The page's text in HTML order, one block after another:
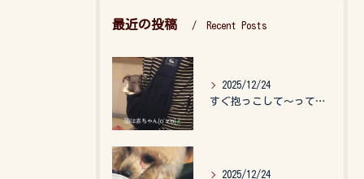
最近の投稿 Recent Posts
2025/12/24
すぐ抱っこして〜って言うので、抱っこ紐に入れてゆらゆら☺️
2025/12/24